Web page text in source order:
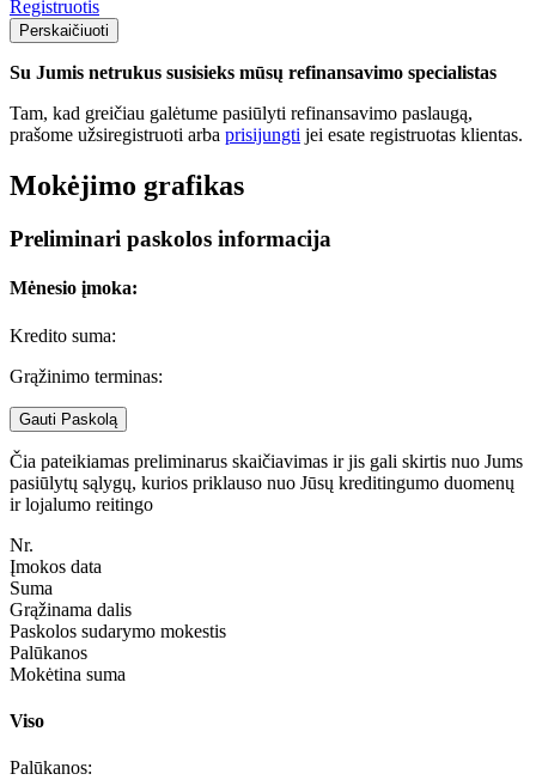
Registruotis
Perskaičiuoti
Su Jumis netrukus susisieks mūsų refinansavimo specialistas
Tam, kad greičiau galėtume pasiūlyti refinansavimo paslaugą,
prašome užsiregistruoti arba prisijungti jei esate registruotas klientas.
Mokėjimo grafikas
Preliminari paskolos informacija
Mėnesio įmoka:
Kredito suma:
Grąžinimo terminas:
Gauti Paskolą
Čia pateikiamas preliminarus skaičiavimas ir jis gali skirtis nuo Jums
pasiūlytų sąlygų, kurios priklauso nuo Jūsų kreditingumo duomenų
ir lojalumo reitingo
Nr.
Įmokos data
Suma
Grąžinama dalis
Paskolos sudarymo mokestis
Palūkanos
Mokėtina suma
Viso
Palūkanos: